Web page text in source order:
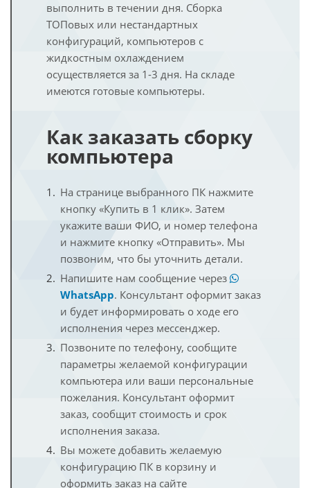
выполнить в течении дня. Сборка
ТОПовых или нестандартных
конфигураций, компьютеров с
жидкостным охлаждением
осуществляется за 1-3 дня. На складе
имеются готовые компьютеры.
Как заказать сборку
компьютера
На странице выбранного ПК нажмите
кнопку «Купить в 1 клик». Затем
укажите ваши ФИО, и номер телефона
и нажмите кнопку «Отправить». Мы
позвоним, что бы уточнить детали.
Напишите нам сообщение через
WhatsApp. Консультант оформит заказ
и будет информировать о ходе его
исполнения через мессенджер.
Позвоните по телефону, сообщите
параметры желаемой конфигурации
компьютера или ваши персональные
пожелания. Консультант оформит
заказ, сообщит стоимость и срок
исполнения заказа.
Вы можете добавить желаемую
конфигурацию ПК в корзину и
оформить заказ на сайте